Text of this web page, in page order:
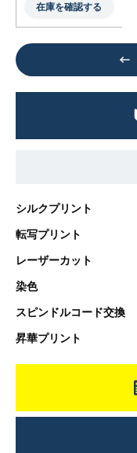
シルクプリント
転写プリント
レーザーカット
染色
スピンドルコード交換
昇華プリント
在庫を確認する